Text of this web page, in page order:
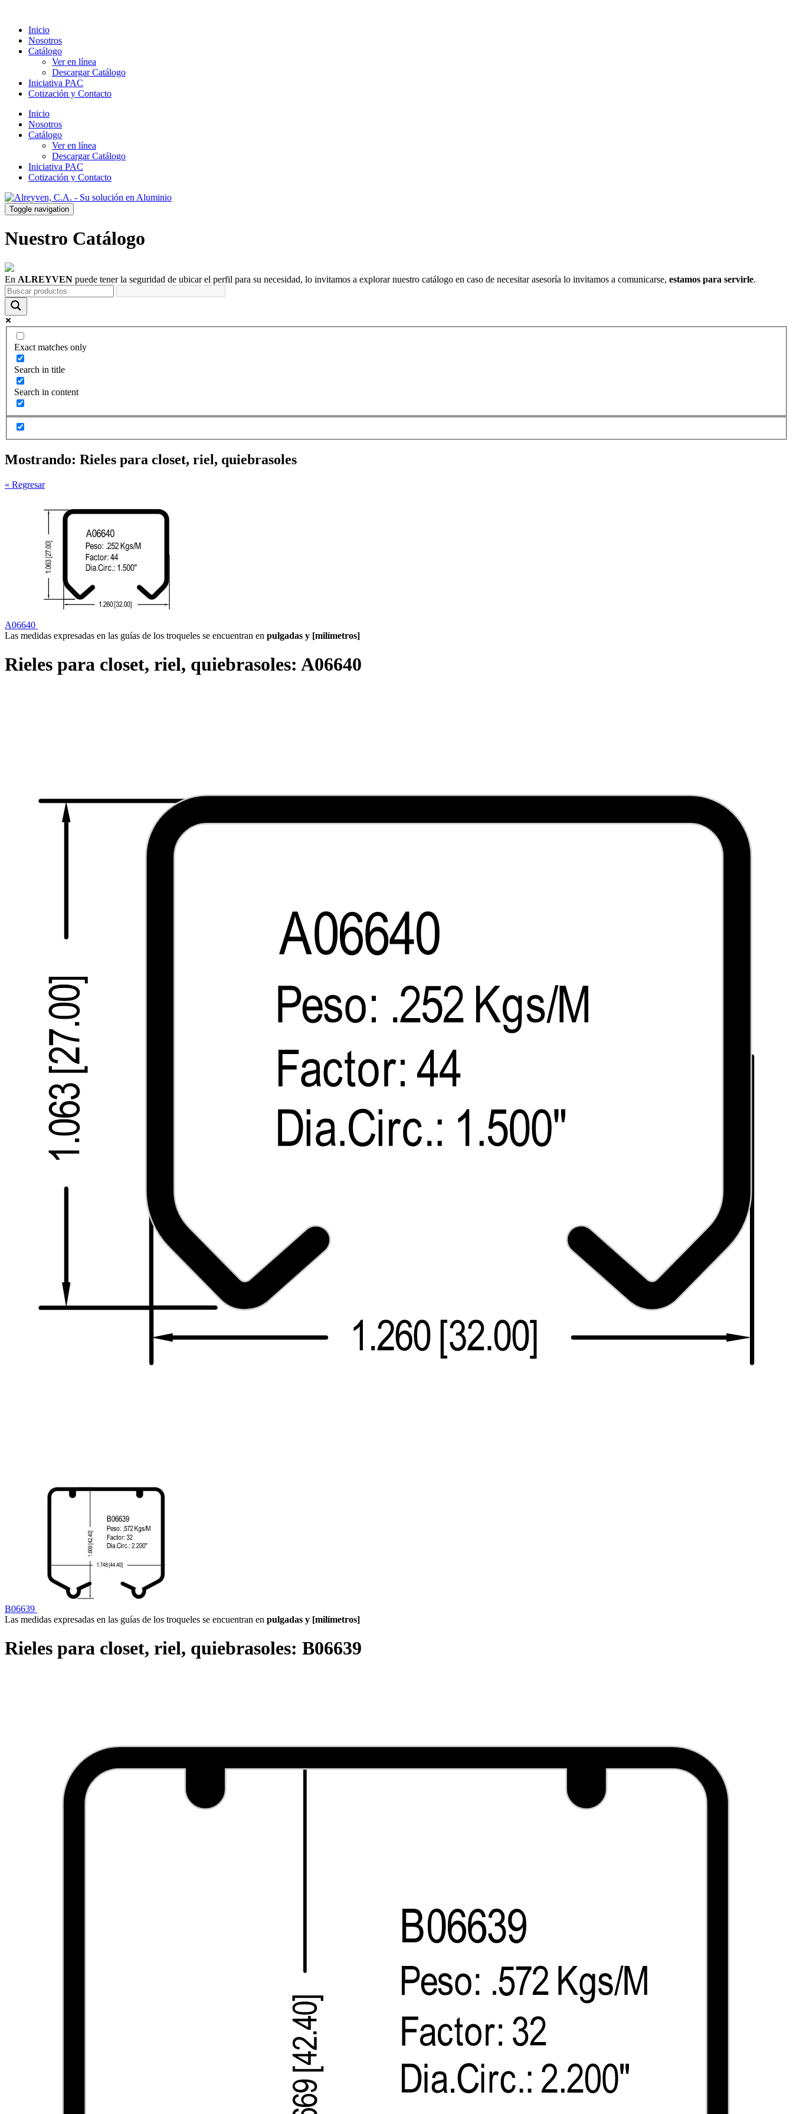
Inicio
Nosotros
Catálogo
Ver en línea
Descargar Catálogo
Iniciativa PAC
Cotización y Contacto
Inicio
Nosotros
Catálogo
Ver en línea
Descargar Catálogo
Iniciativa PAC
Cotización y Contacto
Toggle navigation
Nuestro Catálogo
En ALREYVEN puede tener la seguridad de ubicar el perfil para su necesidad, lo invitamos a explorar nuestro catálogo en caso de necesitar asesoría lo invitamos a comunicarse, estamos para servirle.
Exact matches only
Search in title
Search in content
Mostrando: Rieles para closet, riel, quiebrasoles
« Regresar
A06640
Las medidas expresadas en las guías de los troqueles se encuentran en pulgadas y [milímetros]
Rieles para closet, riel, quiebrasoles: A06640
B06639
Las medidas expresadas en las guías de los troqueles se encuentran en pulgadas y [milímetros]
Rieles para closet, riel, quiebrasoles: B06639